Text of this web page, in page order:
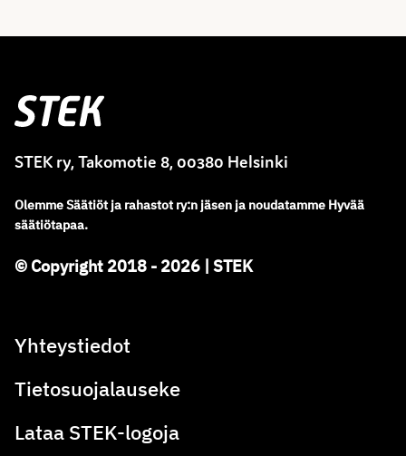
Stek
STEK ry, Takomotie 8, 00380 Helsinki
OlemmeSäätiöt ja rahastot ry:n jäsen ja noudatamme Hyvää
säätiötapaa.
© Copyright 2018 - 2026 | STEK
Yhteystiedot
Tietosuojalauseke
Lataa STEK-logoja